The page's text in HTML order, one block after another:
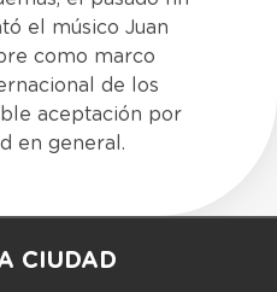
el músico Juan
como marco
de los
aceptación por
en general.
CIUDAD